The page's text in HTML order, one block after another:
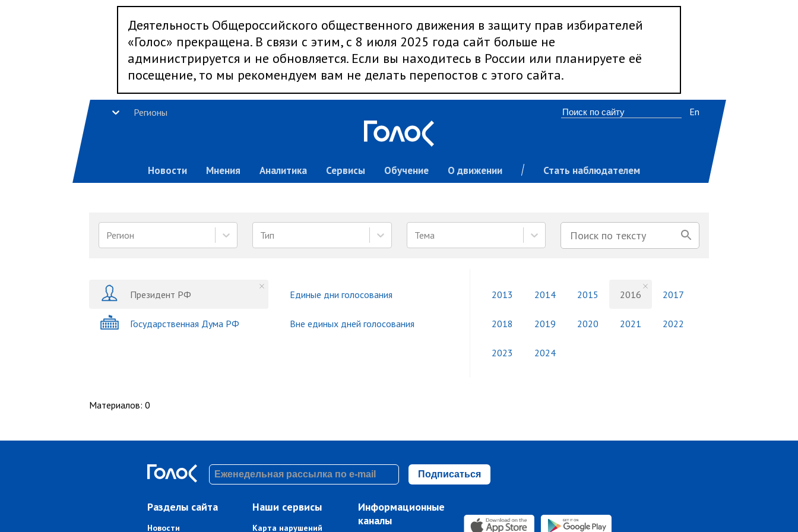
Деятельность Общероссийского общественного движения в защиту прав избирателей
«Голос» прекращена. В связи с этим, с 8 июля 2025 года сайт больше не
администрируется и не обновляется. Если вы находитесь в России или планируете её
посещение, то мы рекомендуем вам не делать перепостов с этого сайта.
Регионы
Новости Мнения Аналитика Сервисы Обучение О движении Стать наблюдателем
En
Регион Тип Тема
Президент РФ
Государственная Дума РФ
Единые дни голосования
Вне единых дней голосования
2013 2014 2015 2016 2017
2018 2019 2020 2021 2022
2023 2024
Материалов: 0
Подписаться
Разделы сайта
Новости
Наши сервисы
Карта нарушений
Информационные
каналы